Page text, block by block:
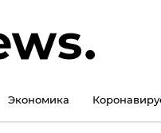
Экономика